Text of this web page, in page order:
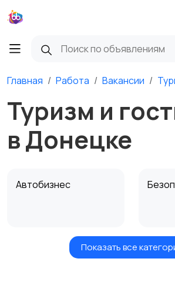
Главная Работа Вакансии
Туризм и
в Донецке
Автобизнес
Бытовые услуги иПоказать все